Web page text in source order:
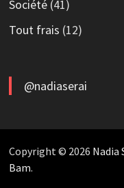
Société(41)
Tout frais (12)
@nadiaserai
Copyright © 2026 Nadia
Bam.